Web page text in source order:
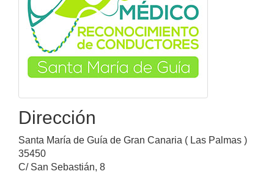
Dirección
Santa María de Guía de Gran Canaria ( Las Palmas )
35450
C/ San Sebastián, 8